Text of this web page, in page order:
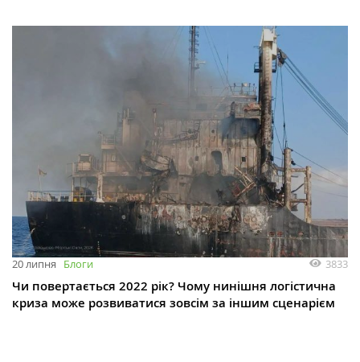
20 липня Блоги 3833
Чи повертається 2022 рік? Чому нинішня логістична
криза може розвиватися зовсім за іншим сценарієм